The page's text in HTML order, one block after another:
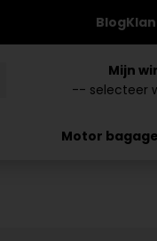
Blog
Mijn
Motor bagage